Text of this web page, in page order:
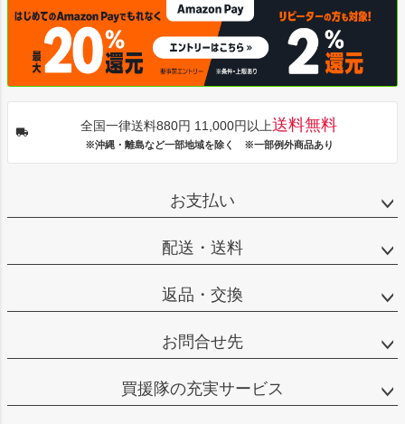
全国一律送料880円 11,000円以上送料無料
※沖縄・離島など一部地域を除く ※一部例外商品あり
お支払い
配送・送料
返品・交換
お問合せ先
買援隊の充実サービス